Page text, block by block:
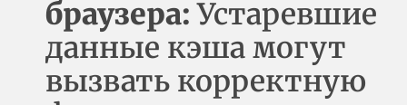
браузера: Устаревшие
данные кэша могут
вызвать корректную